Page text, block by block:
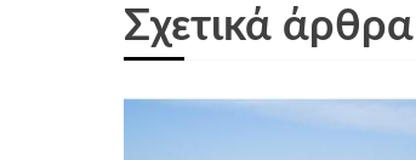
Σχετικά άρθρα